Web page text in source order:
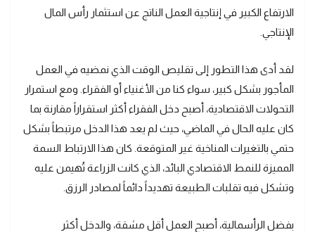
الارتفاع الكبير في إنتاجية العمل الناتج عن استثمار رأس المال
الإنتاجي.
لقد أدى هذا التطور إلى تقليص الوقت الذي نمضيه في العمل
المأجور بشكل كبير، سواء كنا من الأغنياء أو الفقراء. ومع استمرار
التحولات الاقتصادية، أصبح دخل الفقراء أكثر استقراراً مقارنة بما
كان عليه الحال في الماضي، حيث لم يعد هذا الدخل مرتبطاً بشكل
حتمي بالتغيرات المناخية غير المتوقعة. كان هذا الارتباط السمة
المميزة للنمط الاقتصادي البائد، الذي كانت الزراعة تُهيمن عليه
وتشكل فيه تقلبات الطبيعة تهديداً دائماً لمصادر الرزق.
بفضل الرأسمالية، أصبح العمل أقل مشقة، والدخل أكثر